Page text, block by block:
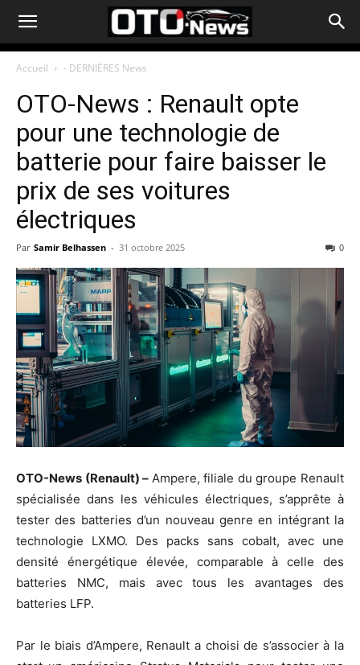
Accueil - DERNIÈRES News
OTO-News : Renault opte
pour une technologie de
batterie pour faire baisser le
prix de ses voitures
électriques
Par Samir Belhassen - 31 octobre 2025 0
OTO-News (Renault) – Ampere, filiale du groupe Renault
spécialisée dans les véhicules électriques, s’apprête à
tester des batteries d’un nouveau genre en intégrant la
technologie LXMO. Des packs sans cobalt, avec une
densité énergétique élevée, comparable à celle des
batteries NMC, mais avec tous les avantages des
batteries LFP.
Par le biais d’Ampere, Renault a choisi de s’associer à la